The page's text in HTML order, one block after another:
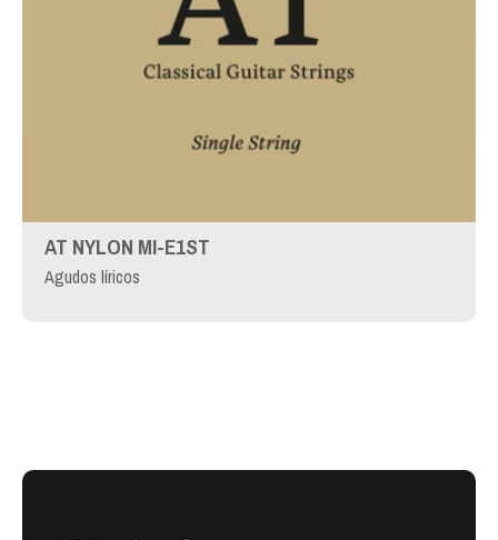
AT NYLON MI-E1ST
Agudos líricos